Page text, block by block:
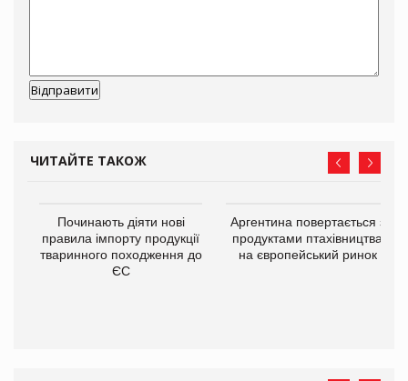
ЧИТАЙТЕ ТАКОЖ
Починають діяти нові
правила імпорту продукції
тваринного походження до
ЄС
Аргентина повертається з
продуктами птахівництва
на європейський ринок